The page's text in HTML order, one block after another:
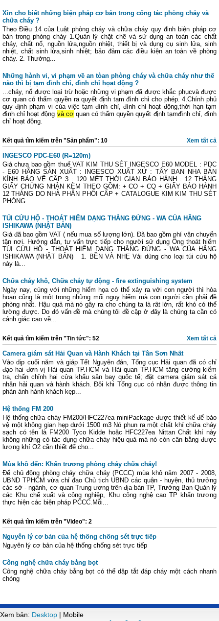
Xin cho biết những biện pháp cơ bản trong công tác phòng cháy và
chữa cháy ?
Theo Điều 14 của Luật phòng cháy và chữa cháy quy định biện pháp cơ
bản trong phòng cháy 1.Quản lý chặt chẽ và sử dụng an toàn các chất
cháy, chất nổ, nguồn lửa,nguồn nhiệt, thiết bị và dụng cụ sinh lửa, sinh
nhiệt, chất sinh lửa,sinh nhiệt; bảo đảm các điều kiện an toàn về phòng
cháy. 2. Thường...
Những hành vi, vi phạm về an tòan phòng cháy và chữa cháy như thế
nào thì bị tạm đình chỉ, đình chỉ họat động ?
...cháy, nổ được loại trừ hoặc những vi phạm đã được khắc phụcvà được
cơ quan có thẩm quyền ra quyết định tạm đình chỉ cho phép. 4.Chính phủ
quy định phạm vi của việc tạm đình chỉ, đình chỉ hoạt động,thời hạn tạm
đình chỉ hoạt động và cơquan có thẩm quyền quyết định tạmđình chỉ, đình
chỉ hoạt động.
Xem tất cả
Kết quả tìm kiếm trên "Sản phẩm": 10
INGESCO PDC-E60 (R=120m)
Giá chưa bao gồm thuế VAT KIM THU SÉT INGESCO E60 MODEL : PDC
- E60 HÃNG SẢN XUẤT : INGESCO XUẤT XỨ : TÂY BAN NHA BÁN
KÍNH BẢO VỆ CẤP 3 : 120 MÉT THỜI GIAN BẢO HÀNH : 12 THÁNG
GIẤY CHỨNG NHẬN KÈM THEO GỒM: + CO + CQ + GIẤY BẢO HÀNH
12 THÁNG DO NHÀ PHÂN PHỐI CẤP + CATALOGUE KIM KIM THU SÉT
PHÓNG...
TÚI CỨU HỘ - THOÁT HIỂM DẠNG THẲNG ĐỨNG - WA CỦA HÃNG
ISHIKAWA (NHẬT BẢN)
Giá đã bao gồm VAT ( nếu mua số lượng lớn). Đã bao gồm phí vận chuyển
tận nơi. Hướng dẫn, tư vấn trực tiếp cho người sử dụng Ống thoát hiểm
TÚI CỨU HỘ - THOÁT HIỂM DẠNG THẲNG ĐỨNG - WA CỦA HÃNG
ISHIKAWA (NHẬT BẢN) 1. BỀN VÀ NHẸ Vải dùng cho loại túi cứu hộ
này là...
Chữa cháy khô, Chữa cháy tự động - fire extinguishing system
Ngày nay, cùng với những hiểm họa có thể xảy ra với con người thì hỏa
hoạn cũng là một trong những mối nguy hiểm mà con người cần phải đề
phòng nhất. Hậu quả mà nó gây ra cho chúng ta là rât lớn, rất khó có thể
lường được. Do đó vấn đề mà chúng tôi đề cập ở đây là chúng ta cần có
cảnh giác cao về...
Xem tất cả
Kết quả tìm kiếm trên "Tin tức": 52
Camera giám sát Hải Quan và Hành Khách tại Tân Sơn Nhất
Vào dịp cuối năm và giáp Tết Nguyên đán, Tổng cục Hải quan đã có chỉ
đạo hai đơn vị Hải quan TP.HCM và Hải quan TP.HCM tăng cường kiểm
tra, chấn chỉnh hai cửa khẩu sân bay quốc tế; đặt camera giám sát cá
nhân hải quan và hành khách. Đôi khi Tổng cục có nhận được thông tin
phản ánh hành khách kẹp...
Hệ thống FM 200
Hệ thống chữa cháy FM200/HFC227ea miniPackage được thiết kế để bảo
vệ một không gian hẹp dưới 1500 m3 Nó phun ra một chất khí chữa cháy
sạch có tên là FM200 Tyco Kidde hoặc HFC227ea Nittan Chất khí này
không những có tác dụng chữa cháy hiệu quả mà nó còn cân bằng được
lượng khí O2 cần thiết để cho...
Mùa khô đến: Khẩn trương phòng cháy chữa cháy!
Để chủ động phòng cháy chữa cháy (PCCC) mùa khô năm 2007 - 2008,
UBND TPHCM vừa chỉ đạo Chủ tịch UBND các quận - huyện, thủ trưởng
các sở - ngành, cơ quan Trung ương trên địa bàn TP, Trưởng Ban Quản lý
các Khu chế xuất và công nghiệp, Khu công nghệ cao TP khẩn trương
thực hiện các biện pháp PCCC.Mỗi...
Kết quả tìm kiếm trên "Video": 2
Nguyên lý cơ bản của hệ thống chống sét trực tiếp
Nguyên lý cơ bản của hệ thống chống sét trực tiếp
Công nghệ chữa cháy bằng bọt
Công nghệ chữa cháy bằng bọt có thể dập tắt đáp cháy một cách nhanh
chóng
Xem bản: Desktop | Mobile